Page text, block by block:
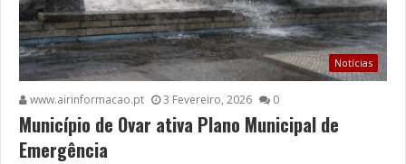
Notícias
www.airinformacao.pt 3 Fevereiro, 2026 0
Município de Ovar ativa Plano Municipal de
Emergência